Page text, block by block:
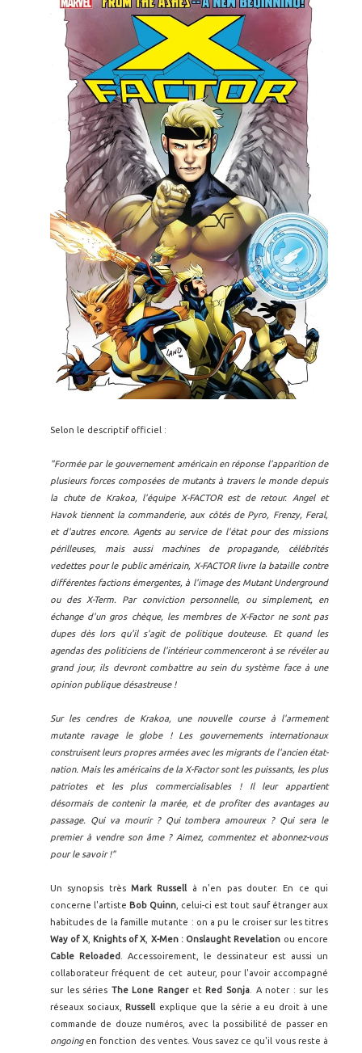
Selon le descriptif officiel :
"Formée par le gouvernement américain en réponse l'apparition de
plusieurs forces composées de mutants à travers le monde depuis
la chute de Krakoa, l'équipe X-FACTOR est de retour. Angel et
Havok tiennent la commanderie, aux côtés de Pyro, Frenzy, Feral,
et d'autres encore. Agents au service de l'état pour des missions
périlleuses, mais aussi machines de propagande, célébrités
vedettes pour le public américain, X-FACTOR livre la bataille contre
différentes factions émergentes, à l'image des Mutant Underground
ou des X-Term. Par conviction personnelle, ou simplement, en
échange d'un gros chèque, les membres de X-Factor ne sont pas
dupes dès lors qu'il s'agit de politique douteuse. Et quand les
agendas des politiciens de l'intérieur commenceront à se révéler au
grand jour, ils devront combattre au sein du système face à une
opinion publique désastreuse !
Sur les cendres de Krakoa, une nouvelle course à l'armement
mutante ravage le globe ! Les gouvernements internationaux
construisent leurs propres armées avec les migrants de l'ancien état-
nation. Mais les américains de la X-Factor sont les puissants, les plus
patriotes et les plus commercialisables ! Il leur appartient
désormais de contenir la marée, et de profiter des avantages au
passage. Qui va mourir ? Qui tombera amoureux ? Qui sera le
premier à vendre son âme ? Aimez, commentez et abonnez-vous
pour le savoir !"
Un synopsis trèsMark Russell à n'en pas douter. En ce qui
concerne l'artiste Bob Quinn , celui-ci est tout sauf étranger aux
habitudes de la famille mutante : on a pu le croiser sur les titres
Way of X, Knights of X X-Men : Onslaught Revelation ou encore
Cable Reloaded
. Accessoirement, le dessinateur est aussi un
collaborateur fréquent de cet auteur, pour l'avoir accompagné
sur les séries The Lone Rangeret Red Sonja. A noter : sur les
réseaux sociaux, Russell explique que la série a eu droit à une
commande de douze numéros, avec la possibilité de passer en
ongoing en fonction des ventes. Vous savez ce qu'il vous reste à